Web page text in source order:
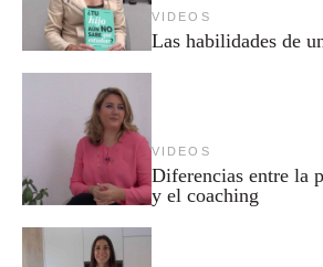
VIDEOS
Las habilidades de
VIDEOS
Diferencias entre la
y el coaching